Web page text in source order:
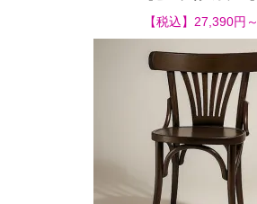
【税込】27,390円～